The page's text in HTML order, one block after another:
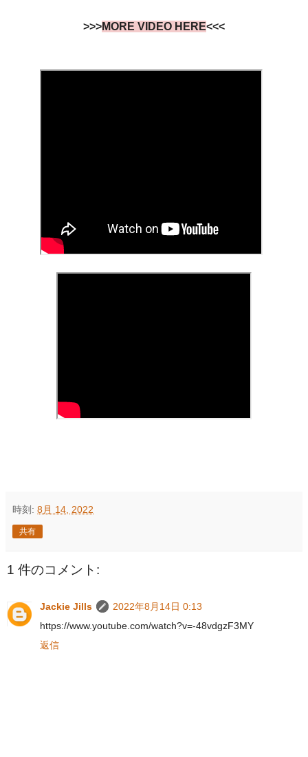
>>>MORE VIDEO HERE<<<
時刻: 8月 14, 2022
共有
1 件のコメント:
Jackie Jills
2022年8月14日 0:13
https://www.youtube.com/watch?v=-48vdgzF3MY
返信